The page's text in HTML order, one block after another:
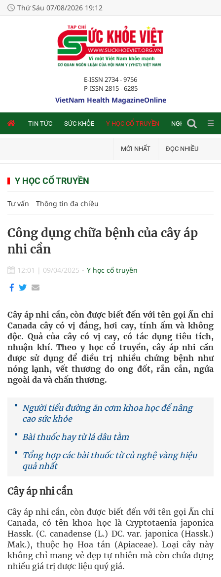
Thứ Sáu 07/08/2026 19:12
E-ISSN 2734 - 9756
P-ISSN 2815 - 6285
VietNam Health MagazineOnline
TIN TỨC SỨC KHỎE Y HỌC CỔ TRUYỀN NGHIÊN CỨU
MỚI NHẤT ĐỌC NHIỀU
Y HỌC CỔ TRUYỀN
Tư vấn Thông tin đa chiều
Công dụng chữa bệnh của cây áp
nhi cần
12:01 | 09/04/2025 Y học cổ truyền
Cây áp nhi cần, còn được biết đến với tên gọi Ấn chỉ
Canada cây có vị đắng, hơi cay, tính ấm và không
độc. Quả của cây có vị cay, có tác dụng tiêu tích,
nhuận khí. Theo y học cổ truyền, cây áp nhi cần
được sử dụng để điều trị nhiều chứng bệnh như
nóng lạnh, vết thương do ong đốt, rắn cắn, ngứa
ngoài da và chấn thương.
Người tiểu đường ăn cơm khoa học để nâng
cao sức khỏe
Bài thuốc hay từ lá dâu tằm
Tổng hợp các bài thuốc từ củ nghệ vàng hiệu
quả nhất
Cây áp nhi cần
Cây áp nhi cần, còn được biết đến với tên gọi Ấn chỉ
Canada, có tên khoa học là Cryptotaenia japonica
Hassk. (C. canadense (L.) DC. var. japonica (Hassk.)
Mak.), thuộc họ Hoa tán (Apiaceae). Loại cây này
không chỉ mang vẻ đẹp tự nhiên mà còn chứa đựng
nhiều giá trị dược liệu quý giá.